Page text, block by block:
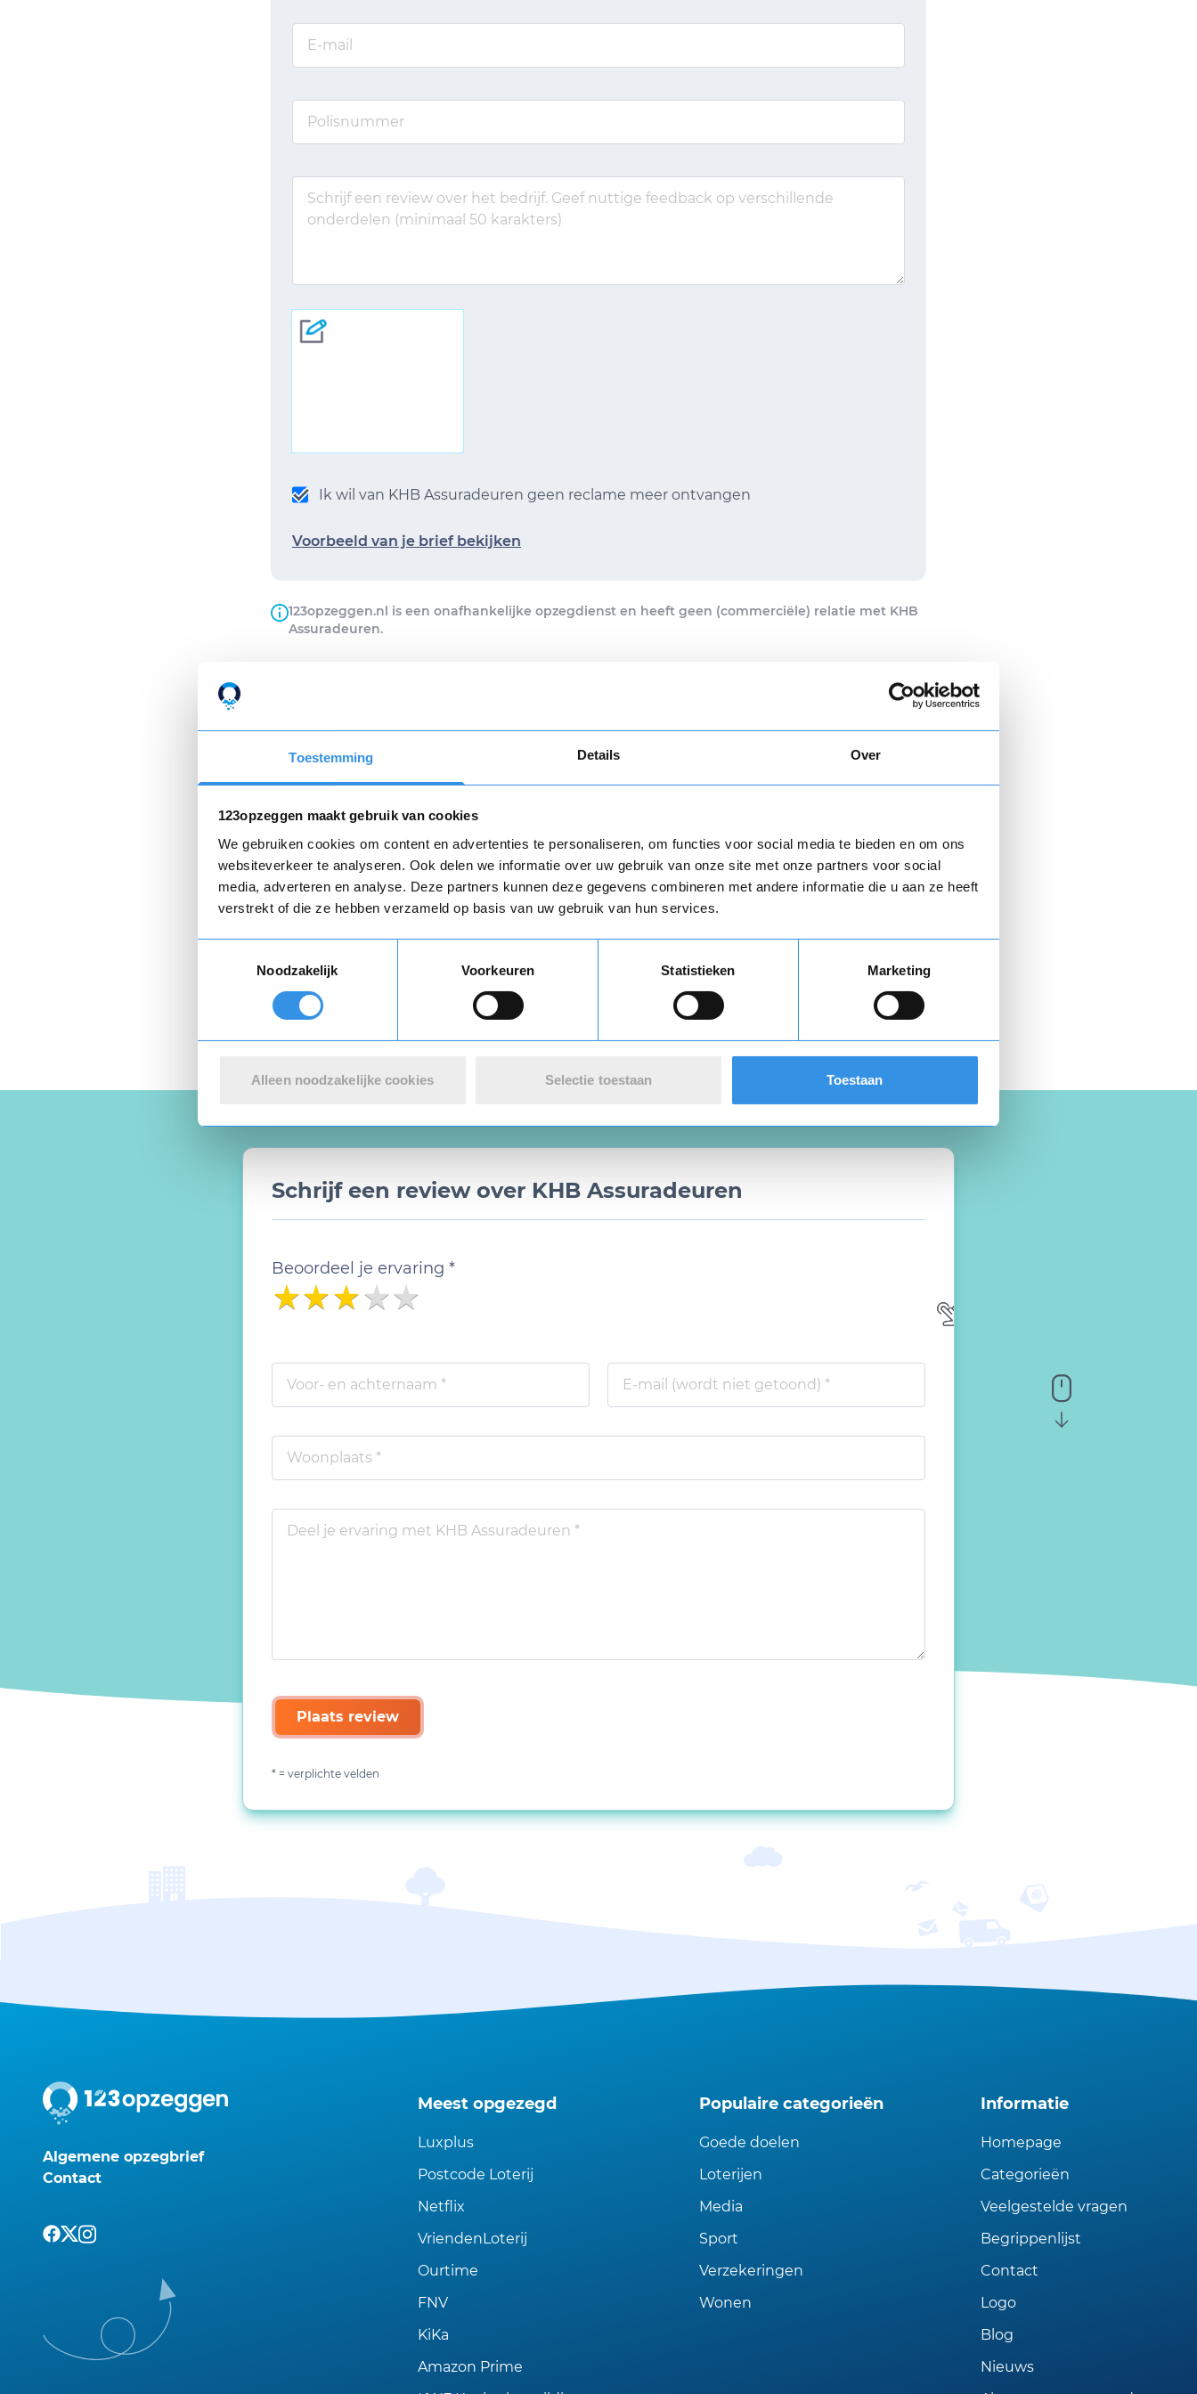
Toestemming Details Over
123opzeggen maakt gebruik van cookies
We gebruiken cookies om content en advertenties te personaliseren, om functies voor social media te bieden en om ons
websiteverkeer te analyseren. Ook delen we informatie over uw gebruik van onze site met onze partners voor social
media, adverteren en analyse. Deze partners kunnen deze gegevens combineren met andere informatie die u aan ze heeft
verstrekt of die ze hebben verzameld op basis van uw gebruik van hun services.
Noodzakelijk
Voorkeuren Statistieken Marketing
Alleen noodzakelijke cookies Selectie toestaan Toestaan
Ik wil van KHB Assuradeuren geen reclame meer ontvangen
Voorbeeld van je brief bekijken
123opzeggen.nl is een onafhankelijke opzegdienst en heeft geen (commerciële) relatie met KHB
Assuradeuren.
Op werkdagen voor 16.30 uur, vandaag verstuurd! Je ontvangt een verzendbevestiging
van de opzegbrief per e-mail.
Ik ga akkoord met de algemene voorwaarden
Verstuur mijn opzegging
Download hier gratis je
opzegbrief
Schrijf een review over KHB Assuradeuren
Beoordeel je ervaring *
Plaats review
* = verplichte velden
Algemene opzegbrief
Contact
Meest opgezegd
Luxplus
Postcode Loterij
Netflix
VriendenLoterij
Ourtime
FNV
KiKa
Amazon Prime
Populaire categorieën
Goede doelen
Loterijen
Media
Sport
Verzekeringen
Wonen
Informatie
Homepage
Categorieën
Veelgestelde vragen
Begrippenlijst
Contact
Logo
Blog
Nieuws